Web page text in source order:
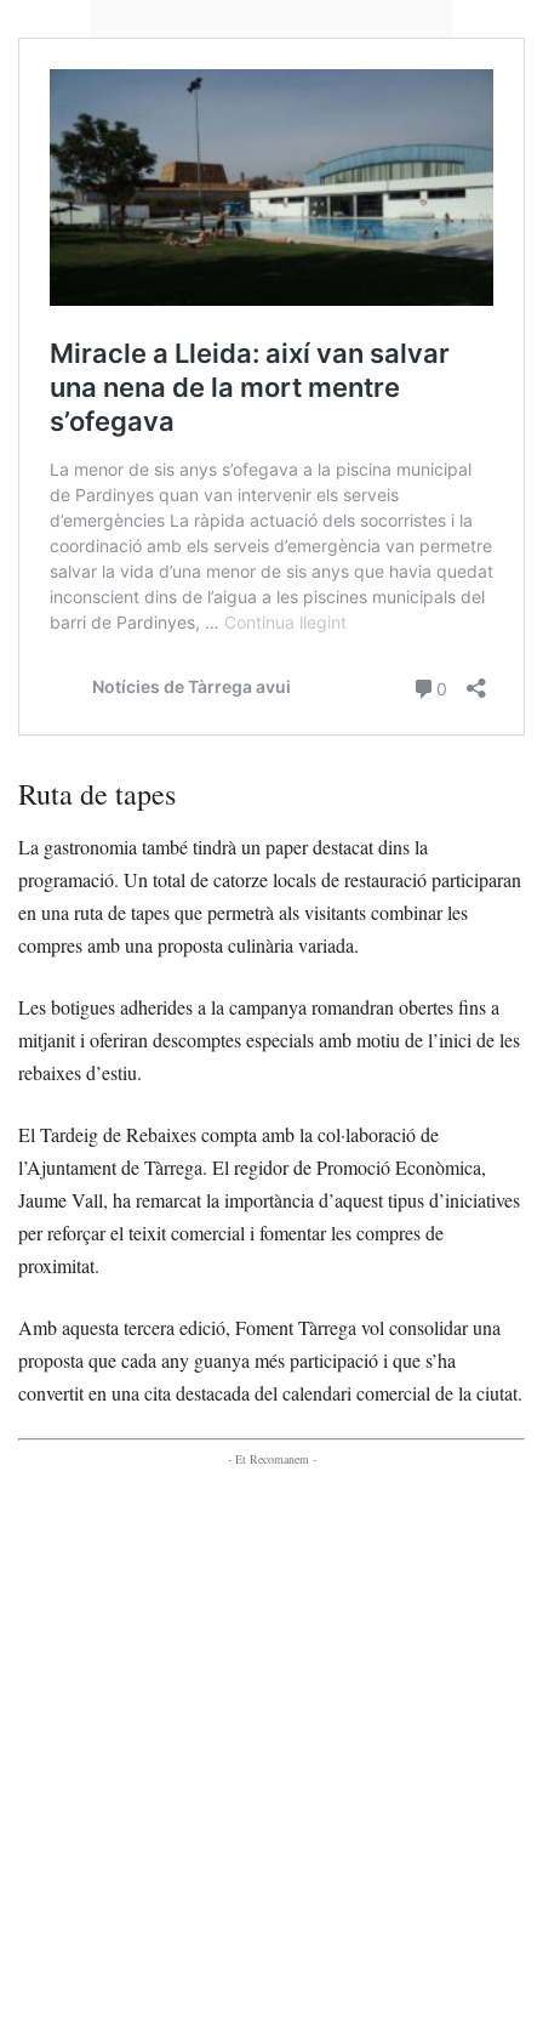
Ruta de tapes
La gastronomia també tindrà un paper destacat dins la
programació. Un total de catorze locals de restauració participaran
en una ruta de tapes que permetrà als visitants combinar les
compres amb una proposta culinària variada.
Les botigues adherides a la campanya romandran obertes fins a
mitjanit i oferiran descomptes especials amb motiu de l’inici de les
rebaixes d’estiu.
El Tardeig de Rebaixes compta amb la col·laboració de
l’Ajuntament de Tàrrega. El regidor de Promoció Econòmica,
Jaume Vall, ha remarcat la importància d’aquest tipus d’iniciatives
per reforçar el teixit comercial i fomentar les compres de
proximitat.
Amb aquesta tercera edició, Foment Tàrrega vol consolidar una
proposta que cada any guanya més participació i que s’ha
convertit en una cita destacada del calendari comercial de la ciutat.
- Et Recomanem -